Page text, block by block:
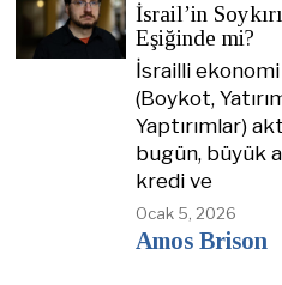
İsrail’in
Eşiğinde mi?
İsrailli ekonomi
(Boykot,
Yaptırımlar)
bugün, büyük
kredi ve
Ocak 5, 2026
Amos Brison